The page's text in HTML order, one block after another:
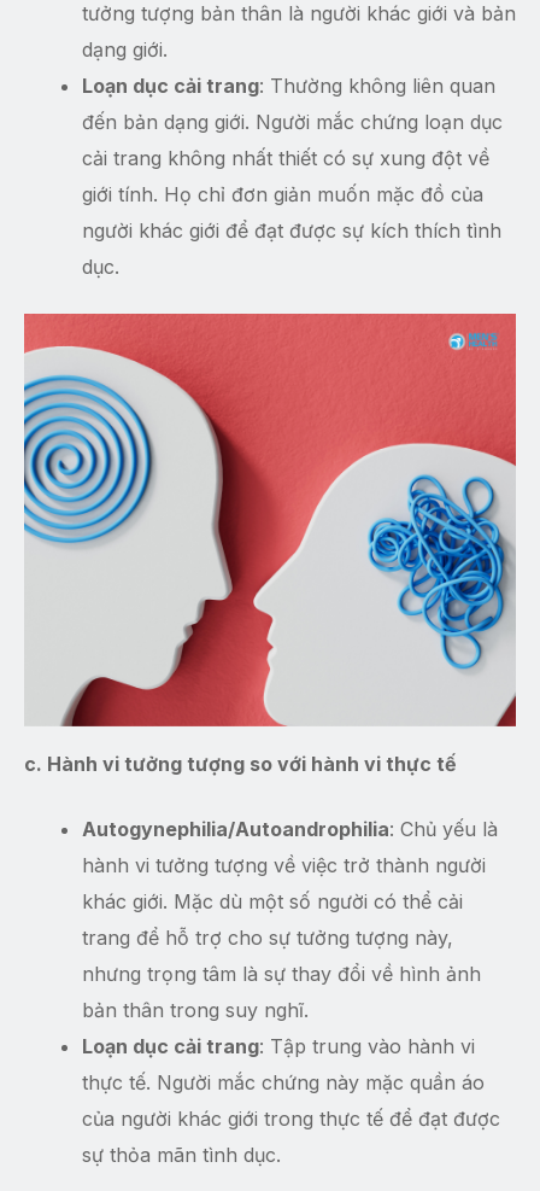
tưởng tượng bản thân là người khác giới và bản
dạng giới.
Loạn dục cải trang: Thường không liên quan
đến bản dạng giới. Người mắc chứng loạn dục
cải trang không nhất thiết có sự xung đột về
giới tính. Họ chỉ đơn giản muốn mặc đồ của
người khác giới để đạt được sự kích thích tình
dục.
c. Hành vi tưởng tượng so với hành vi thực tế
Autogynephilia/Autoandrophilia: Chủ yếu là
hành vi tưởng tượng về việc trở thành người
khác giới. Mặc dù một số người có thể cải
trang để hỗ trợ cho sự tưởng tượng này,
nhưng trọng tâm là sự thay đổi về hình ảnh
bản thân trong suy nghĩ.
Loạn dục cải trang: Tập trung vào hành vi
thực tế. Người mắc chứng này mặc quần áo
của người khác giới trong thực tế để đạt được
sự thỏa mãn tình dục.